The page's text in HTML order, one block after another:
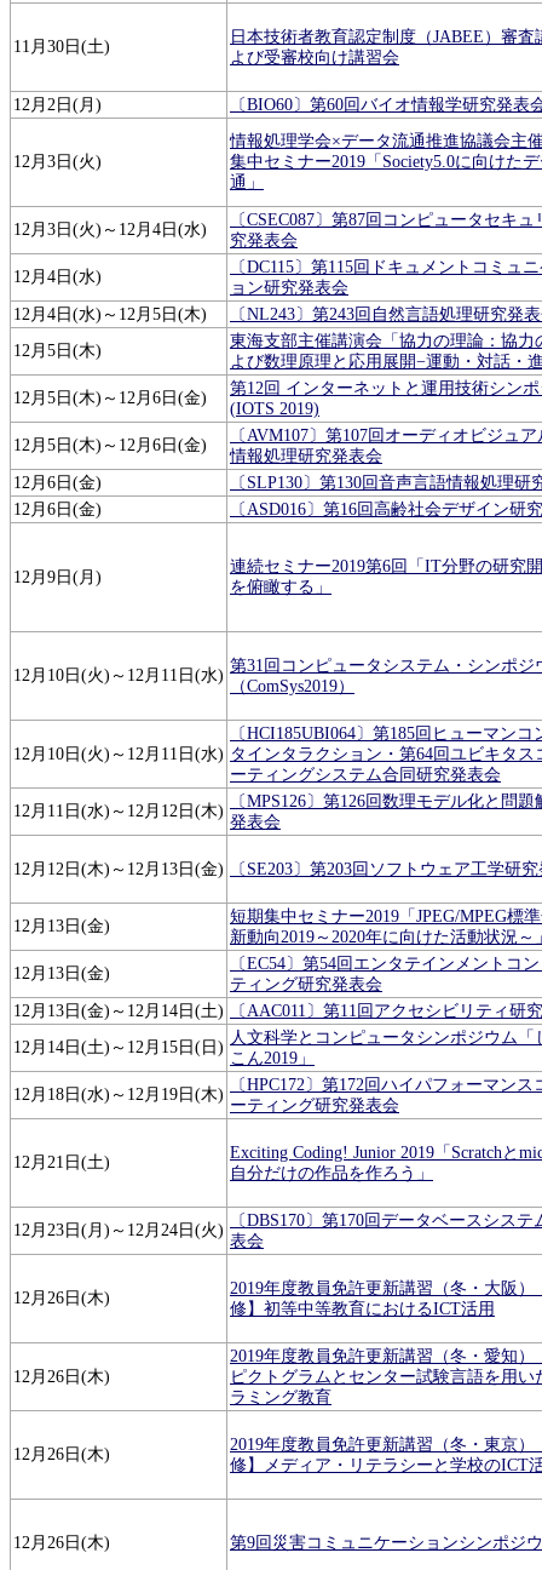
11月30日(土)
日本技術者教育認定制度（JABEE）審査
よび受審校向け講習会
12月2日(月) 〔BIO60〕第60回バイオ情報学研究発表
12月3日(火)
情報処理学会×データ流通推進協議会主
集中セミナー2019「Society5.0に向けた
通」
12月3日(火)～12月4日(水)
〔CSEC087〕第87回コンピュータセキ
究発表会
12月4日(水)
〔DC115〕第115回ドキュメントコミュ
ョン研究発表会
12月4日(水)～12月5日(木)
〔NL243〕第243回自然言語処理研究発
12月5日(木)
東海支部主催講演会「協力の理論：協力
よび数理原理と応用展開−運動・対話・
12月5日(木)～12月6日(金)
第12回 インターネットと運用技術シン
(IOTS 2019)
12月5日(木)～12月6日(金)
〔AVM107〕第107回オーディオビジュ
情報処理研究発表会
12月6日(金)
〔SLP130〕第130回音声言語情報処理研
12月6日(金)
〔ASD016〕第16回高齢社会デザイン研
12月9日(月)
連続セミナー2019第6回「IT分野の研究
を俯瞰する」
12月10日(火)～12月11日(水)
第31回コンピュータシステム・シンポジ
（ComSys2019）
12月10日(火)～12月11日(水)
〔HCI185UBI064〕第185回ヒューマンコ
タインタラクション・第64回ユビキタス
ーティングシステム合同研究発表会
12月11日(水)～12月12日(木)
〔MPS126〕第126回数理モデル化と問題
発表会
12月12日(木)～12月13日(金) 〔SE203〕第203回ソフトウェア工学研
12月13日(金)
短期集中セミナー2019「JPEG/MPEG標
新動向2019～2020年に向けた活動状況～
12月13日(金)
〔EC54〕第54回エンタテインメントコ
ティング研究発表会
12月13日(金)～12月14日(土)
〔AAC011〕第11回アクセシビリティ研
12月14日(土)～12月15日(日)
人文科学とコンピュータシンポジウム「
こん2019」
12月18日(水)～12月19日(木)
〔HPC172〕第172回ハイパフォーマンス
ーティング研究発表会
12月21日(土)
Exciting Coding! Junior 2019「Scratchと
自分だけの作品を作ろう」
12月23日(月)～12月24日(火)
〔DBS170〕第170回データベースシステ
表会
12月26日(木)
2019年度教員免許更新講習（冬・大阪）
修】初等中等教育におけるICT活用
12月26日(木)
2019年度教員免許更新講習（冬・愛知）
ピクトグラムとセンター試験言語を用い
ラミング教育
12月26日(木)
2019年度教員免許更新講習（冬・東京）
修】メディア・リテラシーと学校のICT
12月26日(木) 第9回災害コミュニケーションシンポジ